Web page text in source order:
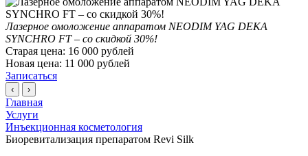
Лазерное омоложение аппаратом NEODIM YAG DEKA
SYNCHRO FT – со скидкой 30%!
Старая цена: 16 000 рублей
Новая цена: 11 000 рублей
Записаться
‹ ›
Главная
Услуги
Инъекционная косметология
Биоревитализация препаратом Revi Silk